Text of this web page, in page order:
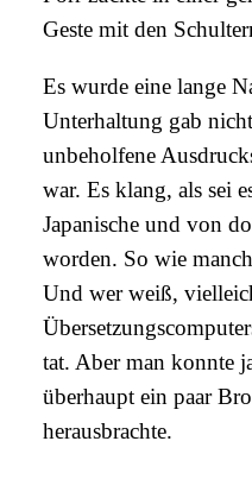
Geste mit den
Es wurde eine lange
Unterhaltung gab
unbeholfene
war. Es klang, als sei
Japanische und von
worden. So wie
Und wer weiß,
tat. Aber man konnte
überhaupt ein paar
herausbrachte.